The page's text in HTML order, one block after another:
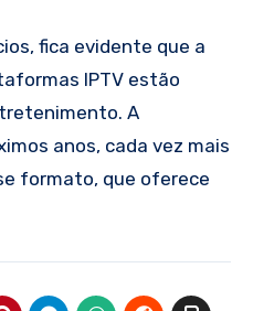
fica evidente que a
IPTV estão
A
anos, cada vez mais
formato, que oferece